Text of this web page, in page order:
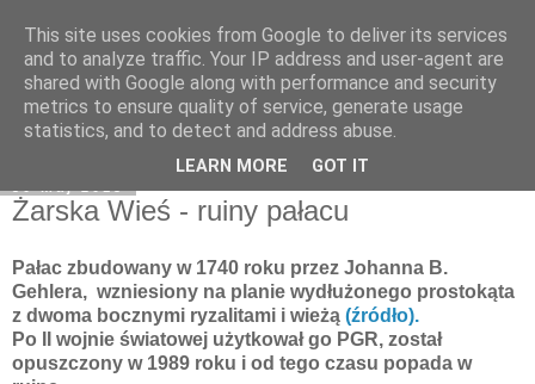
Moje miejsce
Żarska Wieś - ruiny pałacu
Pałac zbudowany w 1740 roku przez Johanna B.
Gehlera, wzniesiony na planie wydłużonego prostokąta
z dwoma bocznymi ryzalitami i wieżą (źródło).
Po II wojnie światowej użytkował go PGR, został
opuszczony w 1989 roku i od tego czasu popada w
This site uses cookies from Google to deliver its services
and to analyze traffic. Your IP address and user-agent are
shared with Google along with performance and security
metrics to ensure quality of service, generate usage
statistics, and to detect and address abuse.
LEARN MORE GOT IT